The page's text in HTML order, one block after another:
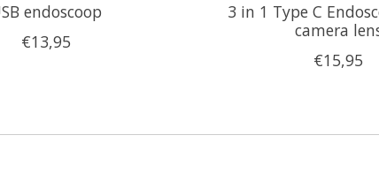
endoscoop
€13,95
3 in 1 Type C
camera
€15,95